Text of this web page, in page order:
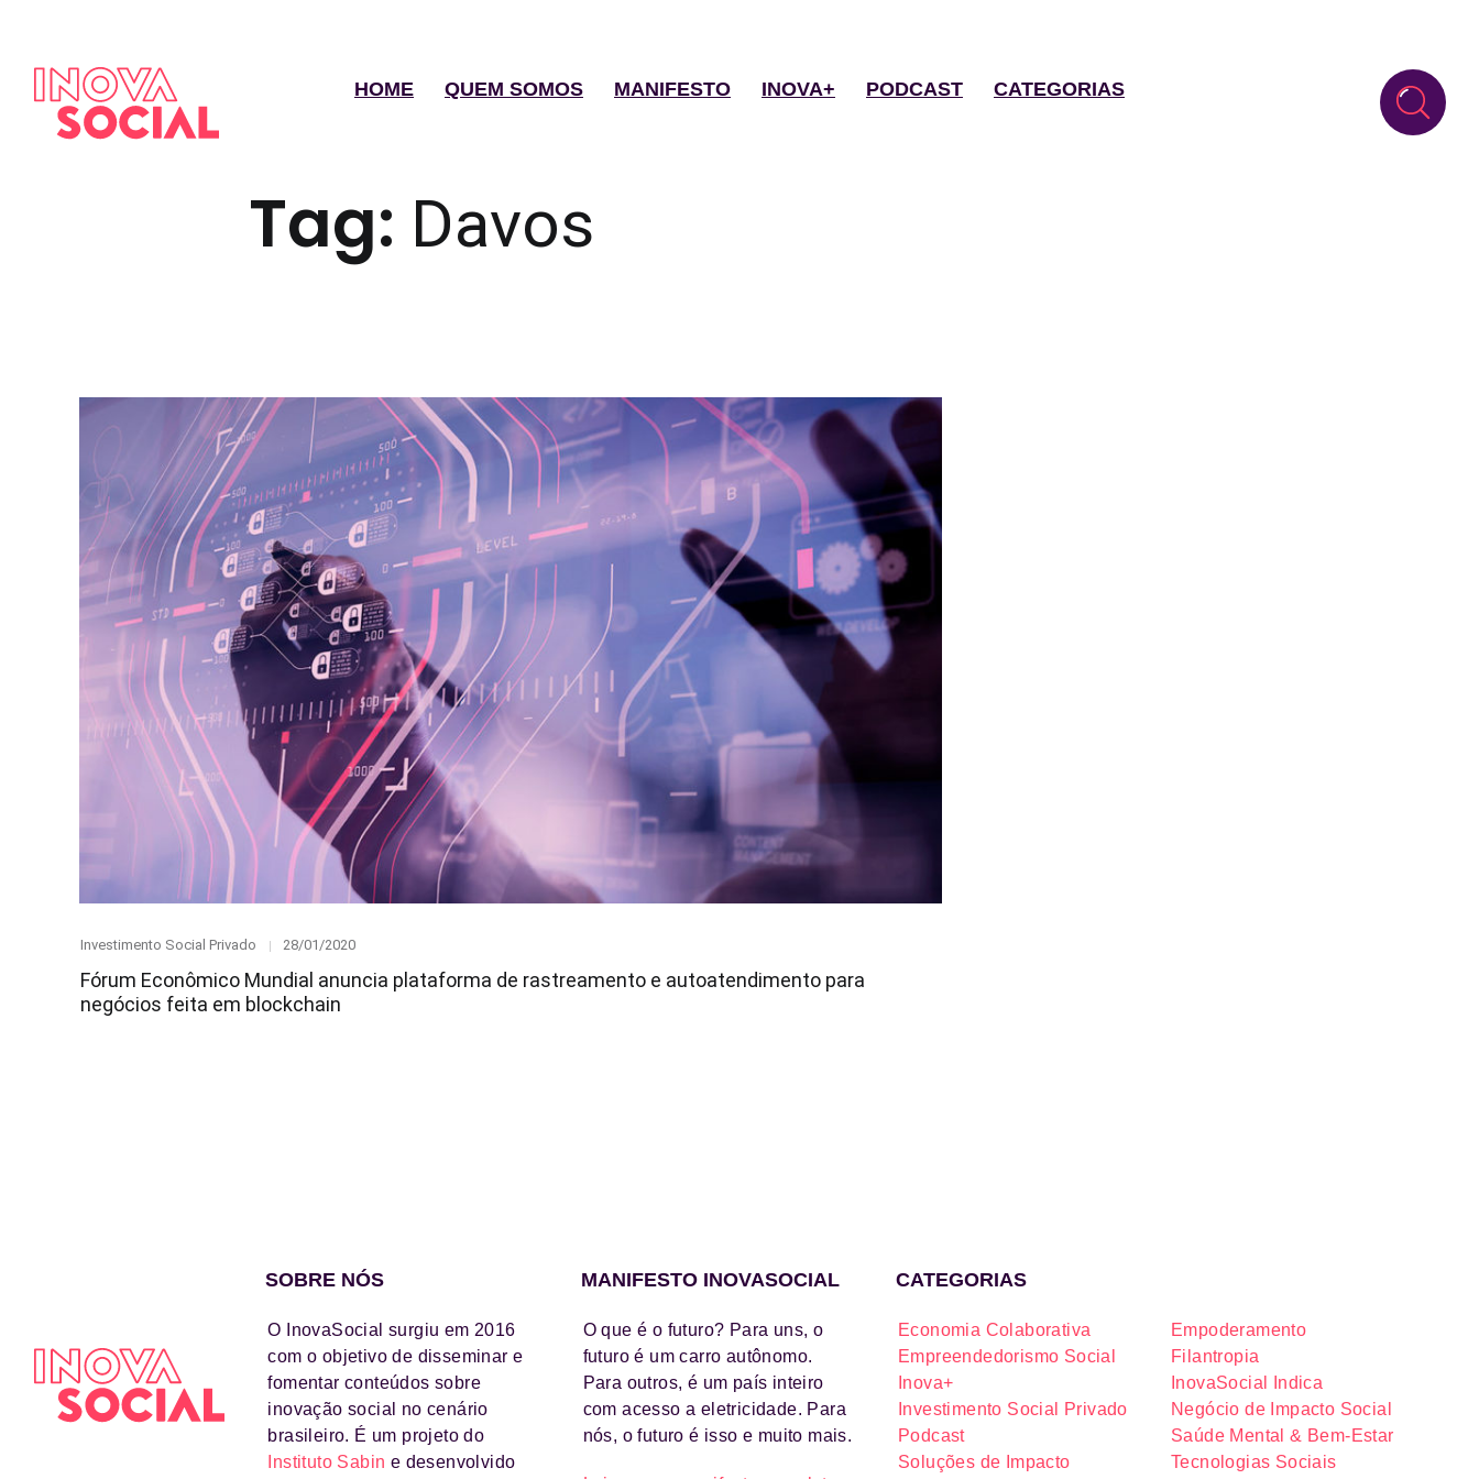
HOME QUEM SOMOS MANIFESTO INOVA+ PODCAST CATEGORIAS
Tag: Davos
Category
Investimento Social Privado
Posted
28/01/2020
Fórum Econômico Mundial anuncia plataforma de rastreamento e autoatendimento para
negócios feita em blockchain
SOBRE NÓS
O InovaSocial surgiu em 2016
com o objetivo de disseminar e
fomentar conteúdos sobre
inovação social no cenário
brasileiro. É um projeto do
Instituto Sabin e desenvolvido
MANIFESTO INOVASOCIAL
O que é o futuro? Para uns, o
futuro é um carro autônomo.
Para outros, é um país inteiro
com acesso a eletricidade. Para
nós, o futuro é isso e muito mais.
CATEGORIAS
Economia Colaborativa
Empoderamento
Empreendedorismo Social
Filantropia
Inova+
InovaSocial Indica
Investimento Social Privado
Negócio de Impacto Social
Podcast
Saúde Mental & Bem-Estar
Soluções de Impacto
Tecnologias Sociais